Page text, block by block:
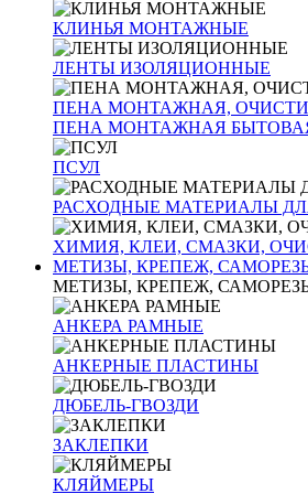
КЛИНЬЯ МОНТАЖНЫЕ
ЛЕНТЫ ИЗОЛЯЦИОННЫЕ
ПЕНА МОНТАЖНАЯ,
ПЕНА МОНТАЖНАЯ
ПСУЛ
РАСХОДНЫЕ МАТЕРИАЛЫ
ХИМИЯ, КЛЕИ, СМАЗКИ,
МЕТИЗЫ, КРЕПЕЖ,
МЕТИЗЫ, КРЕПЕЖ,
АНКЕРА РАМНЫЕ
АНКЕРНЫЕ ПЛАСТИНЫ
ДЮБЕЛЬ-ГВОЗДИ
ЗАКЛЕПКИ
КЛЯЙМЕРЫ